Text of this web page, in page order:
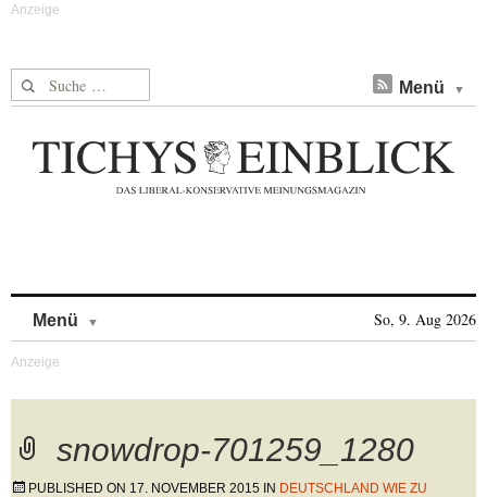
Suche nach: Menü
Menü So, 9. Aug 2026
snowdrop-701259_1280
PUBLISHED ON 17. NOVEMBER 2015 IN DEUTSCHLAND WIE ZU